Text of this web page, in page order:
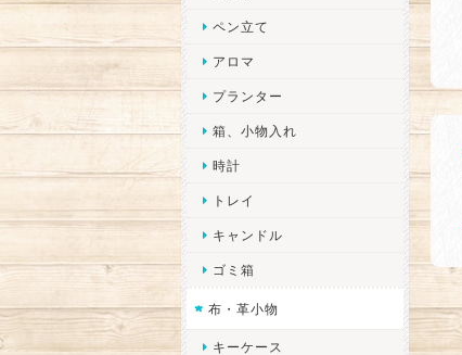
ペン立て
アロマ
プランター
箱、小物入れ
時計
トレイ
キャンドル
ゴミ箱
布・革小物
キーケース